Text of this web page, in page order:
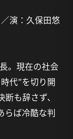
演：久保田悠
。現在の社会
代”を切り開
も辞さず、
らば冷酷な判